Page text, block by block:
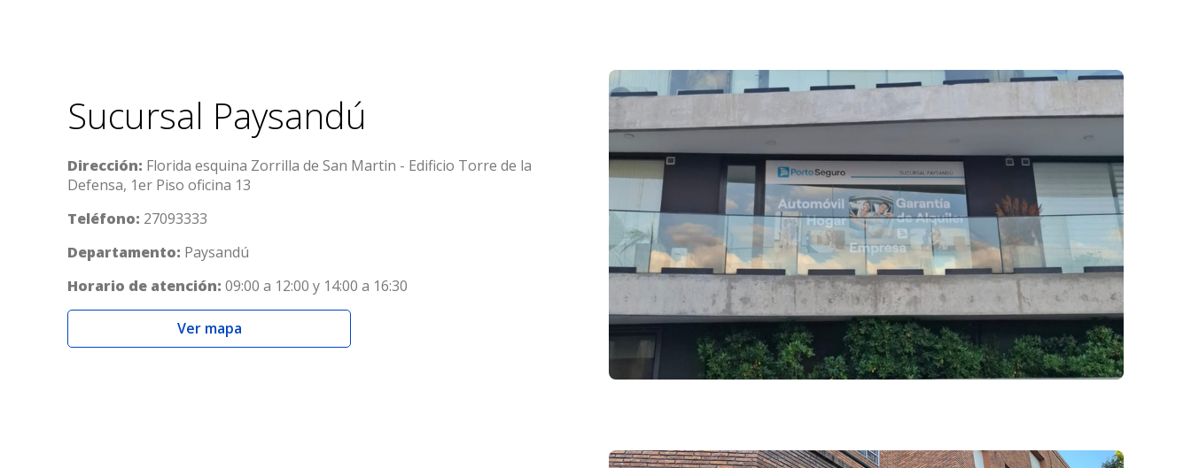
Sucursal Paysandú
Dirección: Florida esquina Zorrilla de San Martin - Edificio Torre de la
Defensa, 1er Piso oficina 13
Teléfono: 27093333
Departamento: Paysandú
Horario de atención: 09:00 a 12:00 y 14:00 a 16:30
Ver mapa